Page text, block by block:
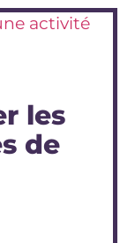
les
de